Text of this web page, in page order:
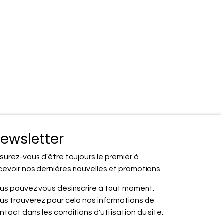
vous d'être toujours le premier à
nos dernières nouvelles et promotions
pouvez vous désinscrire à tout moment.
trouverez pour cela nos informations de
dans les conditions d'utilisation du site.